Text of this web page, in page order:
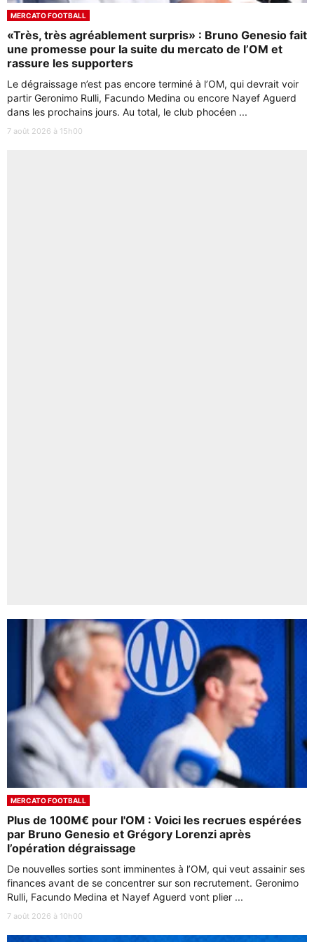
MERCATO FOOTBALL
«Très, très agréablement surpris» : Bruno Genesio fait
une promesse pour la suite du mercato de l’OM et
rassure les supporters
Le dégraissage n’est pas encore terminé à l’OM, qui devrait voir
partir Geronimo Rulli, Facundo Medina ou encore Nayef Aguerd
dans les prochains jours. Au total, le club phocéen ...
7 août 2026 à 15h00
MERCATO FOOTBALL
Plus de 100M€ pour l'OM : Voici les recrues espérées
par Bruno Genesio et Grégory Lorenzi après
l’opération dégraissage
De nouvelles sorties sont imminentes à l’OM, qui veut assainir ses
finances avant de se concentrer sur son recrutement. Geronimo
Rulli, Facundo Medina et Nayef Aguerd vont plier ...
7 août 2026 à 10h00